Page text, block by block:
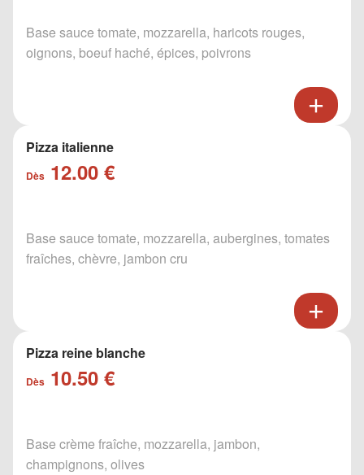
Base sauce tomate, mozzarella, haricots rouges,
oignons, boeuf haché, épices, poivrons
Pizza italienne
Dès 12.00 €
Base sauce tomate, mozzarella, aubergines, tomates
fraîches, chèvre, jambon cru
Pizza reine blanche
Dès 10.50 €
Base crème fraîche, mozzarella, jambon,
champignons, olives